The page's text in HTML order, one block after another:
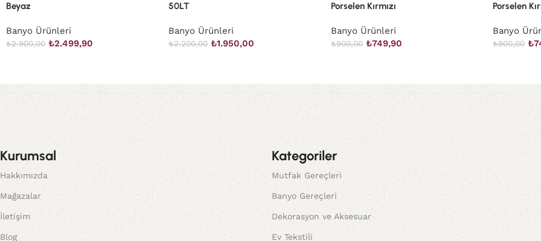
Beyaz
Banyo Ürünleri
₺2.900,00 ₺2.499,90
50LT
Banyo Ürünleri
₺2.200,00 ₺1.950,00
Porselen Kırmızı
Banyo Ürünleri
₺900,00 ₺749,90
Porselen
Banyo
₺900,00 ₺
Kurumsal
Hakkımızda
Mağazalar
İletişim
Blog
Kategoriler
Mutfak Gereçleri
Banyo Gereçleri
Dekorasyon ve Aksesuar
Ev Tekstili